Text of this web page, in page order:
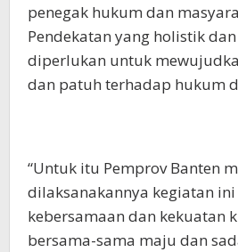
penegak hukum dan
Pendekatan yang holistik
diperlukan untuk
dan patuh terhadap hukum
“Untuk itu Pemprov Banten
dilaksanakannya kegiatan
kebersamaan dan kekuatan
bersama-sama maju dan